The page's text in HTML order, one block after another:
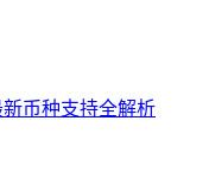
新币种支持全解析